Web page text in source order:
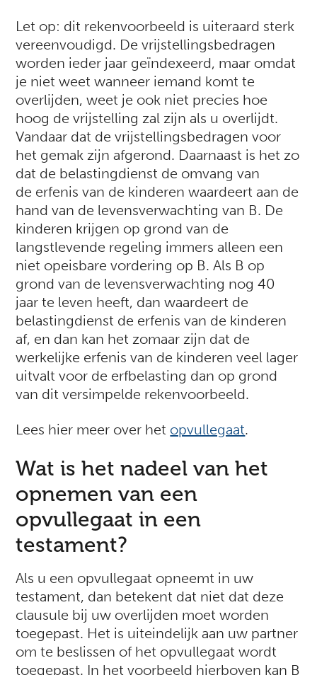
Let op: dit rekenvoorbeeld is uiteraard sterk
vereenvoudigd. De vrijstellingsbedragen
worden ieder jaar geïndexeerd, maar omdat
je niet weet wanneer iemand komt te
overlijden, weet je ook niet precies hoe
hoog de vrijstelling zal zijn als u overlijdt.
Vandaar dat de vrijstellingsbedragen voor
het gemak zijn afgerond. Daarnaast is het zo
dat de belastingdienst de omvang van
de erfenis van de kinderen waardeert aan de
hand van de levensverwachting van B. De
kinderen krijgen op grond van de
langstlevende regeling immers alleen een
niet opeisbare vordering op B. Als B op
grond van de levensverwachting nog 40
jaar te leven heeft, dan waardeert de
belastingdienst de erfenis van de kinderen
af, en dan kan het zomaar zijn dat de
werkelijke erfenis van de kinderen veel lager
uitvalt voor de erfbelasting dan op grond
van dit versimpelde rekenvoorbeeld.
Lees hier meer over het opvullegaat.
Wat is het nadeel van het
opnemen van een
opvullegaat in een
testament?
Als u een opvullegaat opneemt in uw
testament, dan betekent dat niet dat deze
clausule bij uw overlijden moet worden
toegepast. Het is uiteindelijk aan uw partner
om te beslissen of het opvullegaat wordt
toegepast. In het voorbeeld hierboven kan B